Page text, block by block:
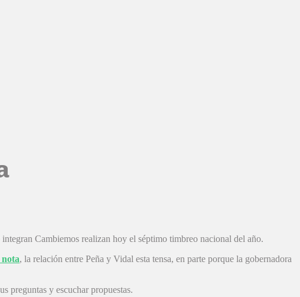
Cambiemos realizan hoy el séptimo timbreo nacional del año.
, la relación entre Peña y Vidal esta tensa, en parte porque la gobernadora
preguntas y escuchar propuestas.